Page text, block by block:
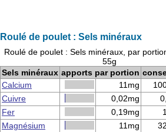
Roulé de poulet : Sels minéraux
Roulé de poulet : Sels minéraux, par
55g
Sels minéraux apports par portion
Calcium
11mg
Cuivre
0,02mg
Fer
0,19mg
Magnésium
11mg